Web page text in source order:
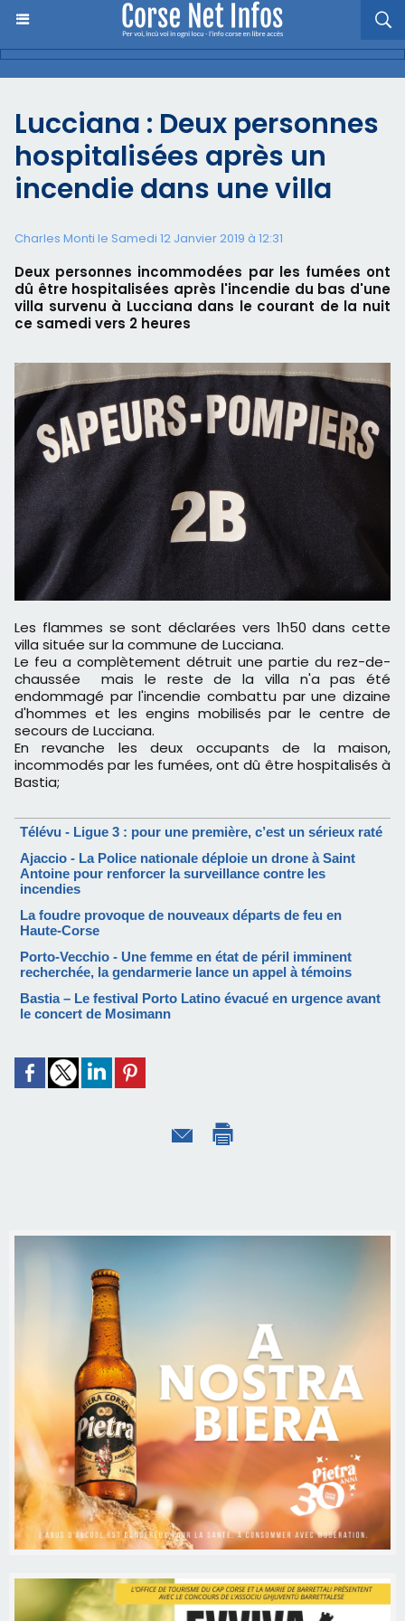
Lucciana : Deux personnes
hospitalisées après un
incendie dans une villa
Charles Monti le Samedi 12 Janvier 2019 à 12:31
Deux personnes incommodées par les fumées ont
dû être hospitalisées après l'incendie du bas d'une
villa survenu à Lucciana dans le courant de la nuit
ce samedi vers 2 heures
Les flammes se sont déclarées vers 1h50 dans cette
villa située sur la commune de Lucciana.
Le feu a complètement détruit une partie du rez-de-
chaussée mais le reste de la villa n'a pas été
endommagé par l'incendie combattu par une dizaine
d'hommes et les engins mobilisés par le centre de
secours de Lucciana.
En revanche les deux occupants de la maison,
incommodés par les fumées, ont dû être hospitalisés à
Bastia;
Télévu - Ligue 3 : pour une première, c’est un sérieux raté
Ajaccio - La Police nationale déploie un drone à Saint
Antoine pour renforcer la surveillance contre les
incendies
La foudre provoque de nouveaux départs de feu en
Haute-Corse
Porto-Vecchio - Une femme en état de péril imminent
recherchée, la gendarmerie lance un appel à témoins
Bastia – Le festival Porto Latino évacué en urgence avant
le concert de Mosimann